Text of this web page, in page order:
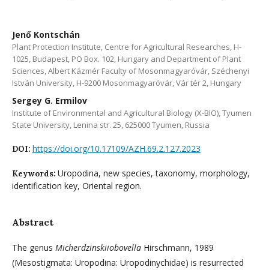
Jenő Kontschán
Plant Protection Institute, Centre for Agricultural Researches, H-
1025, Budapest, PO Box. 102, Hungary and Department of Plant
Sciences, Albert Kázmér Faculty of Mosonmagyaróvár, Széchenyi
István University, H-9200 Mosonmagyaróvár, Vár tér 2, Hungary
Sergey G. Ermilov
Institute of Environmental and Agricultural Biology (X-BIO), Tyumen
State University, Lenina str. 25, 625000 Tyumen, Russia
DOI: https://doi.org/10.17109/AZH.69.2.127.2023
Keywords: Uropodina, new species, taxonomy, morphology,
identification key, Oriental region.
Abstract
The genus Micherdzinskiiobovella Hirschmann, 1989
(Mesostigmata: Uropodina: Uropodi­nychidae) is resurrected